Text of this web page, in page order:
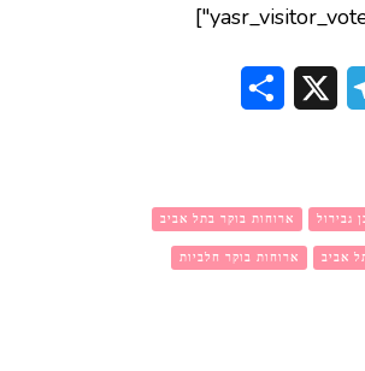
Telegram
גבירול ארוחות בוקר בתל אביב
אביב ארוחות בוקר חלביות